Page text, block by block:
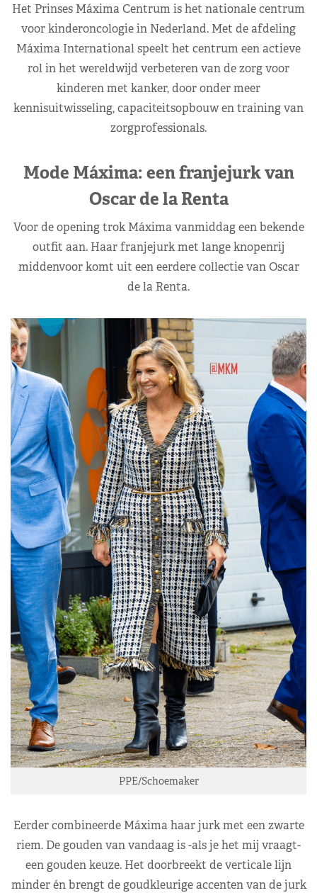
Het Prinses Máxima Centrum is het nationale centrum
voor kinderoncologie in Nederland. Met de afdeling
Máxima International speelt het centrum een actieve
rol in het wereldwijd verbeteren van de zorg voor
kinderen met kanker, door onder meer
kennisuitwisseling, capaciteitsopbouw en training van
zorgprofessionals.
Mode Máxima: een franjejurk van
Oscar de la Renta
Voor de opening trok Máxima vanmiddag een bekende
outfit aan. Haar franjejurk met lange knopenrij
middenvoor komt uit een eerdere collectie van Oscar
de la Renta.
PPE/Schoemaker
Eerder combineerde Máxima haar jurk met een zwarte
riem. De gouden van vandaag is -als je het mij vraagt-
een gouden keuze. Het doorbreekt de verticale lijn
minder én brengt de goudkleurige accenten van de jurk